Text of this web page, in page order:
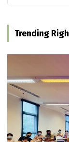
Trending